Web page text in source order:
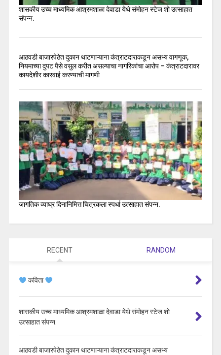
शासकीय उच्च माध्यमिक आश्रमशाळा देवाडा येथे संमोहन स्टेज शो उत्साहात
संपन्न.
आठवडी बाजारपेठेत दुकान थाटणाऱ्याना कंत्राटदाराकडून असभ्य वागणूक,
नियमाच्या दुपट पैसे वसुल करीत असल्याचा नागरिकांचा आरोप – कंत्राटदारावर
कायदेशीर कारवाई करण्याची मागणी
जागतिक व्याघ्र दिनानिमित्त चित्रकला स्पर्धा उत्साहात संपन्न.
RECENT RANDOM
कविता
शासकीय उच्च माध्यमिक आश्रमशाळा देवाडा येथे संमोहन स्टेज शो
उत्साहात संपन्न.
आठवडी बाजारपेठेत दुकान थाटणाऱ्याना कंत्राटदाराकडून असभ्य